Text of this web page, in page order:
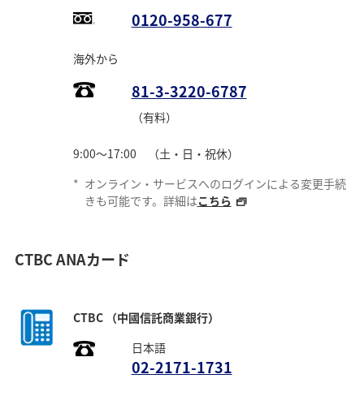
0120-958-677
海外から
81-3-3220-6787
（有料）
9:00～17:00 （土・日・祝休）
* オンライン・サービスへのログインによる変更手続
きも可能です。詳細はこちら
CTBC ANAカード
CTBC （中國信託商業銀行）
日本語
02-2171-1731